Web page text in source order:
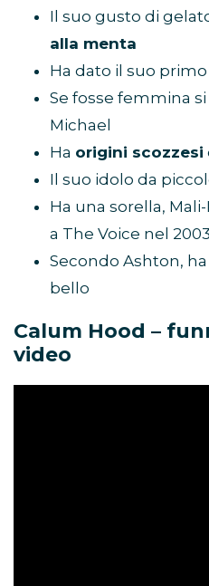
Il suo gusto di
alla menta
Ha dato il suo primo
Se fosse femmina
Michael
Ha origini scozzesi
Il suo idolo da
Ha una sorella,
a The Voice nel 2003
Secondo Ashton,
bello
Calum Hood –
video